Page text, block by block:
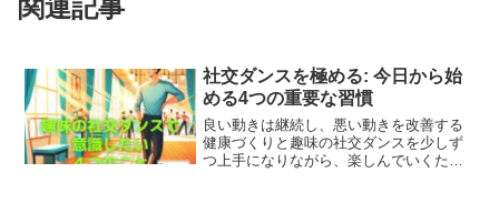
関連記事
社交ダンスを極める: 今日から始
める4つの重要な習慣
良い動きは継続し、悪い動きを改善する
健康づくりと趣味の社交ダンスを少しず
つ上手になりながら、楽しんでいくため